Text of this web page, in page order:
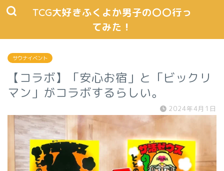
TCG大好きふくよか男子の〇〇行っ
てみた！
サウナイベント
【コラボ】「安心お宿」と「ビックリ
マン」がコラボするらしい。
2024年4月1日